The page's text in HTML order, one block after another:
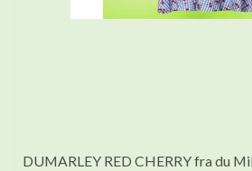
DUMARLEY RED CHERRY fra du